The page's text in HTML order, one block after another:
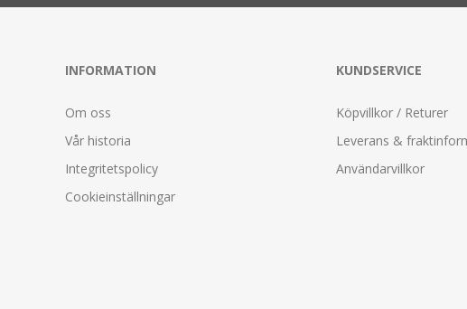
INFORMATION
Om oss
Vår historia
Integritetspolicy
Cookieinställningar
KUNDSERVICE
Köpvillkor / Returer
Leverans &
Användarvillkor